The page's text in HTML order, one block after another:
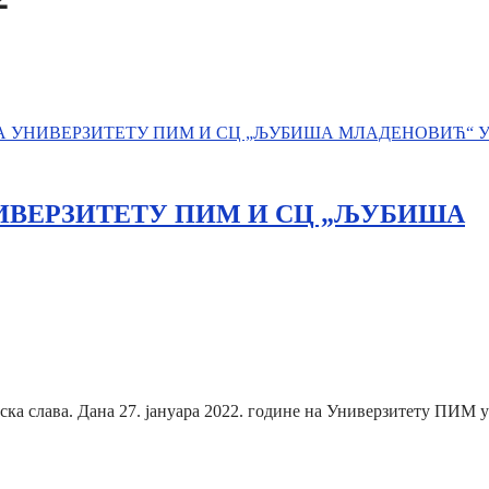
ПИМ И СЦ „ЉУБИША
слава. Дана 27. јануара 2022. године на Универзитету ПИМ